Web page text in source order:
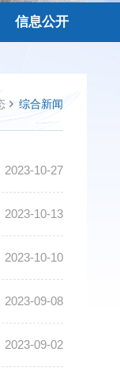
信息公开
综合新闻
2023-10-27
2023-10-13
2023-10-10
2023-09-08
2023-09-02